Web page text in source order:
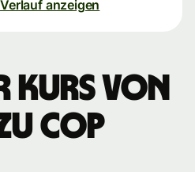
anzeigen
Kurs von
COP